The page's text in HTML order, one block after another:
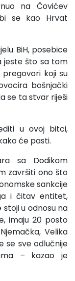
na Čovićev
se kao Hrvat
BiH, posebice
jeste što sa tom
koji su
bošnjački
se ta stvar riješi
u ovoj bitci,
će pasti.
sa Dodikom
završiti ono što
sankcije
i čitav entitet,
stoji u odnosu na
imaju 20 posto
Velika
se sve odlučnije
– kazao je